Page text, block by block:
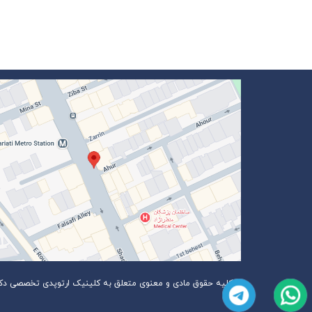
کلیه حقوق مادی و معنوی متعلق به کلینیک ارتوپدی تخصصی